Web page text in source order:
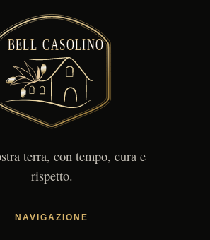
terra, con tempo, cura e
rispetto.
NAVIGAZIONE